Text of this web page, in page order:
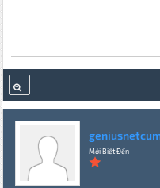
Mới Biết Đến